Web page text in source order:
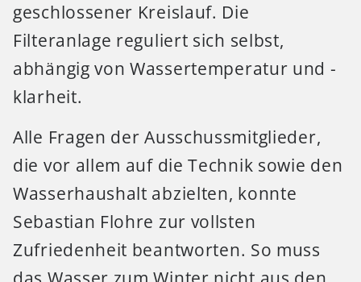
geschlossener Kreislauf. Die
Filteranlage reguliert sich selbst,
abhängig von Wassertemperatur und -
klarheit.
Alle Fragen der Ausschussmitglieder,
die vor allem auf die Technik sowie den
Wasserhaushalt abzielten, konnte
Sebastian Flohre zur vollsten
Zufriedenheit beantworten. So muss